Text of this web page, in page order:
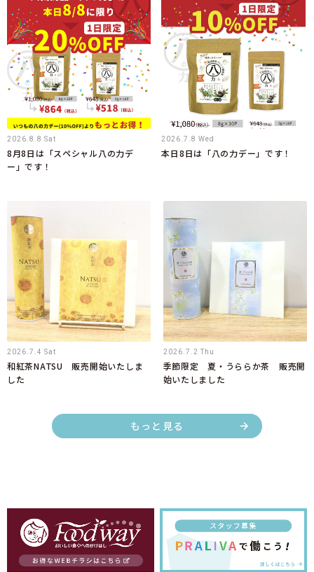
2026.8.8 Sat
8月8日は「スペシャル八の力デ
ー」です！
2026.7.8 Wed
本日8日は「八の力デー」です！
2026.7.4 Sat
和紅茶NATSU 販売開始いたしま
した
2026.7.2 Thu
季節限定 夏・うららか茶 販売開
始いたしました
もっと見る